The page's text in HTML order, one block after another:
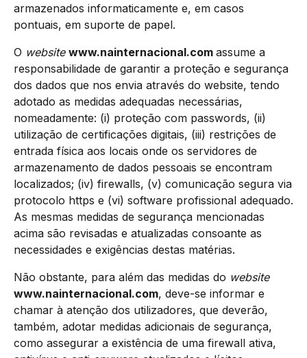
armazenados informaticamente e, em casos
pontuais, em suporte de papel.
O website www.nainternacional.com assume a
responsabilidade de garantir a proteção e segurança
dos dados que nos envia através do website, tendo
adotado as medidas adequadas necessárias,
nomeadamente: (i) proteção com passwords, (ii)
utilização de certificações digitais, (iii) restrições de
entrada física aos locais onde os servidores de
armazenamento de dados pessoais se encontram
localizados; (iv) firewalls, (v) comunicação segura via
protocolo https e (vi) software profissional adequado.
As mesmas medidas de segurança mencionadas
acima são revisadas e atualizadas consoante as
necessidades e exigências destas matérias.
Não obstante, para além das medidas do website
www.nainternacional.com, deve-se informar e
chamar à atenção dos utilizadores, que deverão,
também, adotar medidas adicionais de segurança,
como assegurar a existência de uma firewall ativa,